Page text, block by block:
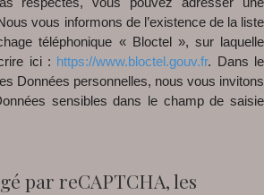
vous informons de l’existence de la liste
téléphonique « Bloctel », sur laquelle
ici : https://www.bloctel.gouv.fr. Dans le
Données personnelles, nous vous invitons
sensibles dans le champ de saisie
par reCAPTCHA, les